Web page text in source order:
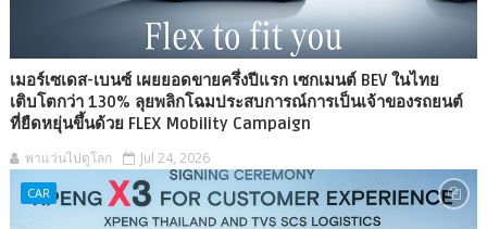
เมอร์เซเดส-เบนซ์ เผยยอดขายครึ่งปีแรก เซกเมนต์ BEV ในไทย
เติบโตกว่า 130% ลุยพลิกโฉมประสบการณ์การเป็นเจ้าของรถยนต์
ที่ยืดหยุ่นขึ้นด้วย FLEX Mobility Campaign
พาแว่นไปดูโลก Jul 24, 2026
CAR